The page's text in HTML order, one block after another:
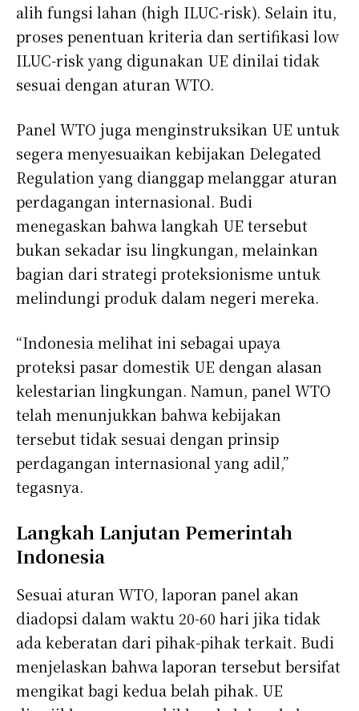
alih fungsi lahan (high ILUC-risk). Selain itu,
proses penentuan kriteria dan sertifikasi low
ILUC-risk yang digunakan UE dinilai tidak
sesuai dengan aturan WTO.
Panel WTO juga menginstruksikan UE untuk
segera menyesuaikan kebijakan Delegated
Regulation yang dianggap melanggar aturan
perdagangan internasional. Budi
menegaskan bahwa langkah UE tersebut
bukan sekadar isu lingkungan, melainkan
bagian dari strategi proteksionisme untuk
melindungi produk dalam negeri mereka.
“Indonesia melihat ini sebagai upaya
proteksi pasar domestik UE dengan alasan
kelestarian lingkungan. Namun, panel WTO
telah menunjukkan bahwa kebijakan
tersebut tidak sesuai dengan prinsip
perdagangan internasional yang adil,”
tegasnya.
Langkah Lanjutan Pemerintah
Indonesia
Sesuai aturan WTO, laporan panel akan
diadopsi dalam waktu 20-60 hari jika tidak
ada keberatan dari pihak-pihak terkait. Budi
menjelaskan bahwa laporan tersebut bersifat
mengikat bagi kedua belah pihak. UE